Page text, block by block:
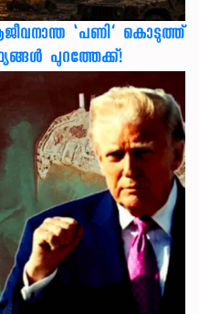
‘പണി’ കൊടുത്ത്
പുറത്തേക്ക്!